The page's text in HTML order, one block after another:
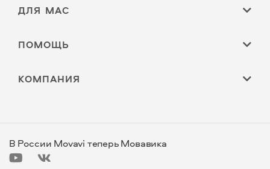
ДЛЯ MAC
ПОМОЩЬ
КОМПАНИЯ
В России Movavi теперь Мовавика